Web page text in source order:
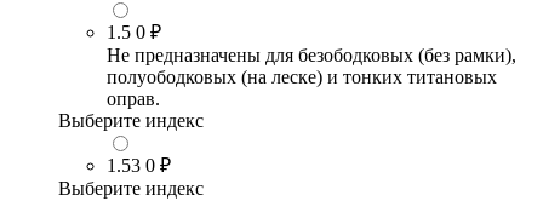
1.5 0 ₽
Не предназначены для безободковых (без рамки),
полуободковых (на леске) и тонких титановых
оправ.
Выберите индекс
1.53 0 ₽
Выберите индекс